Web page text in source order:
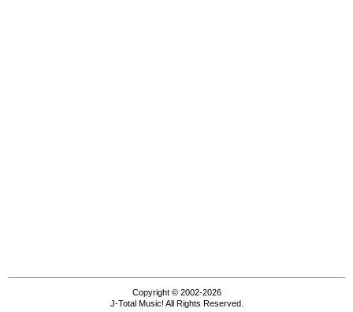
Copyright © 2002-2026
J-Total Music! All Rights Reserved.